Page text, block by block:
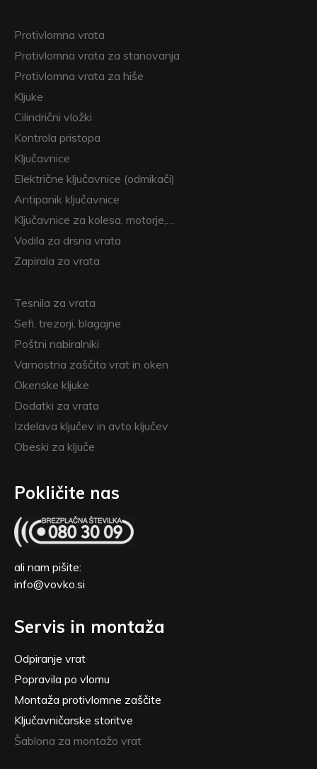
Protivlomna vrata
Protivlomna vrata za stanovanja
Protivlomna vrata za hiše
Kljuke
Cilindrični vložki
Kontrola pristopa
Ključavnice
Električne ključavnice (odmikači)
Antipanik ključavnice
Ključavnice za kolesa, motorje,…
Vodila za drsna vrata
Zapirala za vrata
Tesnila za vrata
Sefi, trezorji, blagajne
Poštni nabiralniki
Varnostna zaščita vrat in oken
Okenske kljuke
Dodatki za vrata
Izdelava ključev in avto ključev
Obeski za ključe
Pokličite nas
ali nam pišite:
info@vovko.si
Servis in montaža
Odpiranje vrat
Popravila po vlomu
Montaža protivlomne zaščite
Ključavničarske storitve
Šablona za montažo vrat